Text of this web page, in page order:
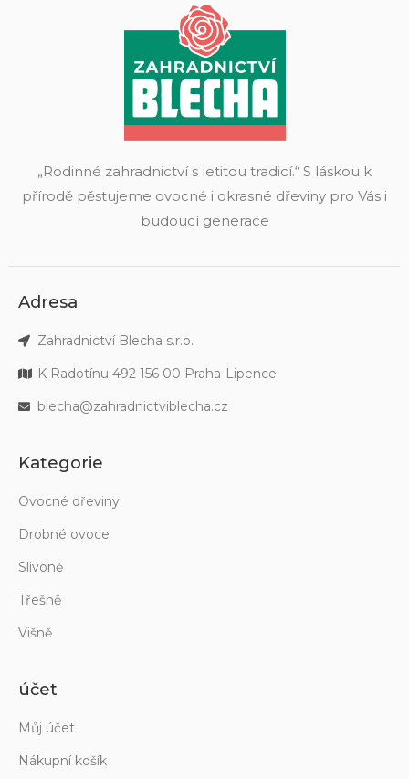
„Rodinné zahradnictví s letitou tradicí.“ S láskou k
přírodě pěstujeme ovocné i okrasné dřeviny pro Vás i
budoucí generace
Adresa
Zahradnictví Blecha s.r.o.
K Radotínu 492 156 00 Praha-Lipence
blecha@zahradnictviblecha.cz
Kategorie
Ovocné dřeviny
Drobné ovoce
Slivoně
Třešně
Višně
účet
Můj účet
Nákupní košík